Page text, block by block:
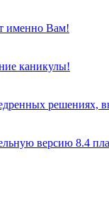
именно Вам!
каникулы!
решениях,
версию 8.4